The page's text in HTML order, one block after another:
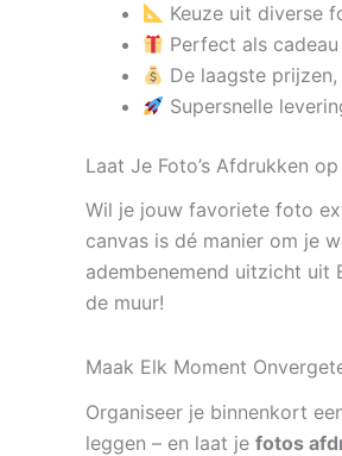
Keuze uit diverse
Perfect als
De laagste
Supersnelle
Laat Je Foto’s Afdrukken
Wil je jouw favoriete foto
canvas is dé manier om je
adembenemend uitzicht uit
de muur!
Maak Elk Moment
Organiseer je binnenkort
leggen – en laat je fotos